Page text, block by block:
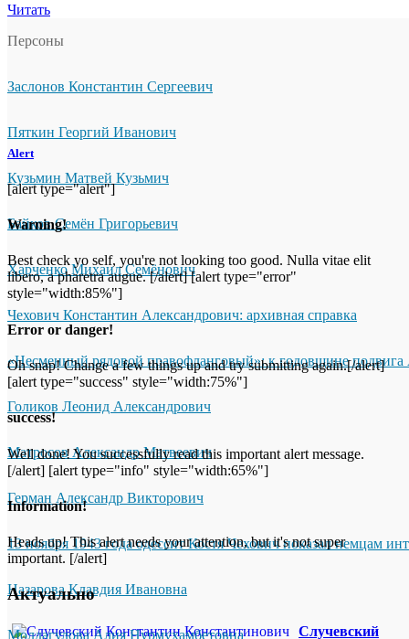
Читать
Персоны
Заслонов Константин Сергеевич
Пяткин Георгий Иванович
Кузьмин Матвей Кузьмич
Байков Семён Григорьевич
Харченко Михаил Семёнович
Чехович Константин Александрович: архивная справка
«Несменный рядовой правофланговый»: к годовщине подвига
Голиков Леонид Александрович
Матросов Александр Матвеевич
Герман Александр Викторович
13 ноября 1943 года одессит Костя Чехович показал немцам
Назарова Клавдия Ивановна
Молдагулова Алия Нурмухамбетовна
Alert
[alert type="alert"]
Warning!
Best check yo self, you're not looking too good. Nulla vitae elit
libero, a pharetra augue. [/alert] [alert type="error"
style="width:85%"]
Error or danger!
Oh snap! Change a few things up and try submitting again.[/alert]
[alert type="success" style="width:75%"]
success!
Well done! You successfully read this important alert message.
[/alert] [alert type="info" style="width:65%"]
Information!
Heads up! This alert needs your attention, but it's not super
important. [/alert]
Актуально
Случевский